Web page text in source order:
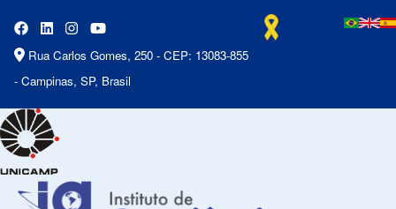
Rua Carlos Gomes, 250 - CEP: 13083-855
- Campinas, SP, Brasil